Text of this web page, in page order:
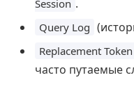
Session .
Query Log
Replacement
часто путаемые